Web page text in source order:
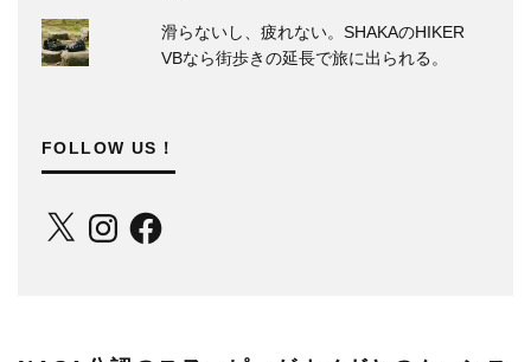
滑らないし、疲れない。SHAKAのHIKER
VBなら街歩きの延長で旅に出られる。
FOLLOW US！
X InstagramFacebook